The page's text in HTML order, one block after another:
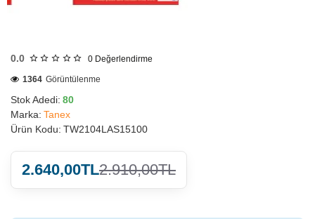
0.0 0 Değerlendirme
Stok Adedi: 80
Marka: Tanex
Ürün Kodu: TW2104LAS15100
1364 Görüntülenme
2.640,00TL2.910,00TL